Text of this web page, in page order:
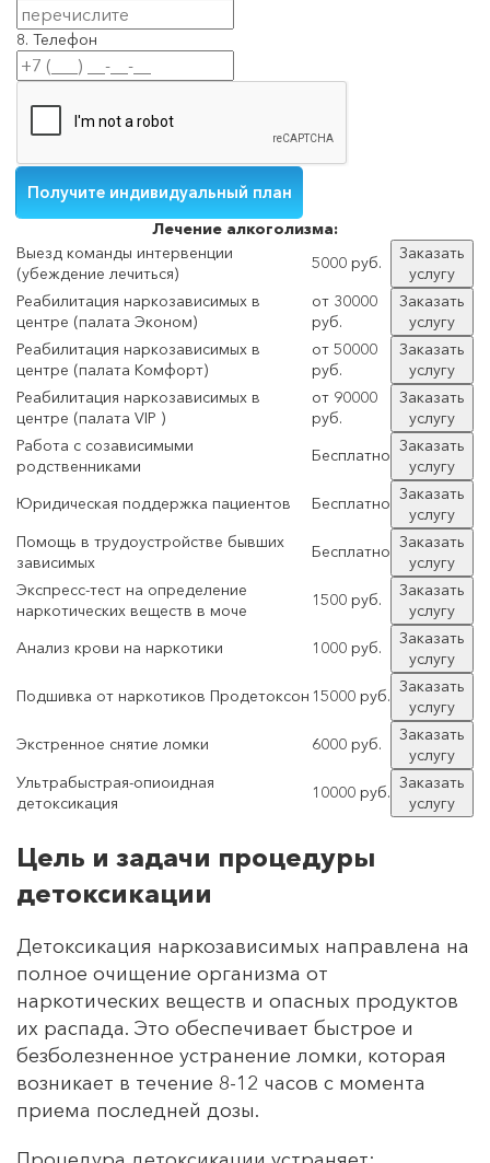
8. Телефон
Лечение алкоголизма:
Выезд команды интервенции
(убеждение лечиться)
5000 руб.
Заказать
услугу
Реабилитация наркозависимых в
центре (палата Эконом)
от 30000
руб.
Заказать
услугу
Реабилитация наркозависимых в
центре (палата Комфорт)
от 50000
руб.
Заказать
услугу
Реабилитация наркозависимых в
центре (палата VIP )
от 90000
руб.
Заказать
услугу
Работа с созависимыми
родственниками
Бесплатно Заказать
услугу
Юридическая поддержка пациентов
Бесплатно Заказать
услугу
Помощь в трудоустройстве бывших
зависимых
Бесплатно Заказать
услугу
Экспресс-тест на определение
наркотических веществ в моче
1500 руб.
Заказать
услугу
Анализ крови на наркотики
1000 руб.
Заказать
услугу
Подшивка от наркотиков Продетоксон 15000 руб. Заказать
услугу
Экстренное снятие ломки
6000 руб.
Заказать
услугу
Ультрабыстрая-опиоидная
детоксикация
10000 руб. Заказать
услугу
Цель и задачи процедуры
детоксикации
Детоксикация наркозависимых направлена на
полное очищение организма от
наркотических веществ и опасных продуктов
их распада. Это обеспечивает быстрое и
безболезненное устранение ломки, которая
возникает в течение 8-12 часов с момента
приема последней дозы.